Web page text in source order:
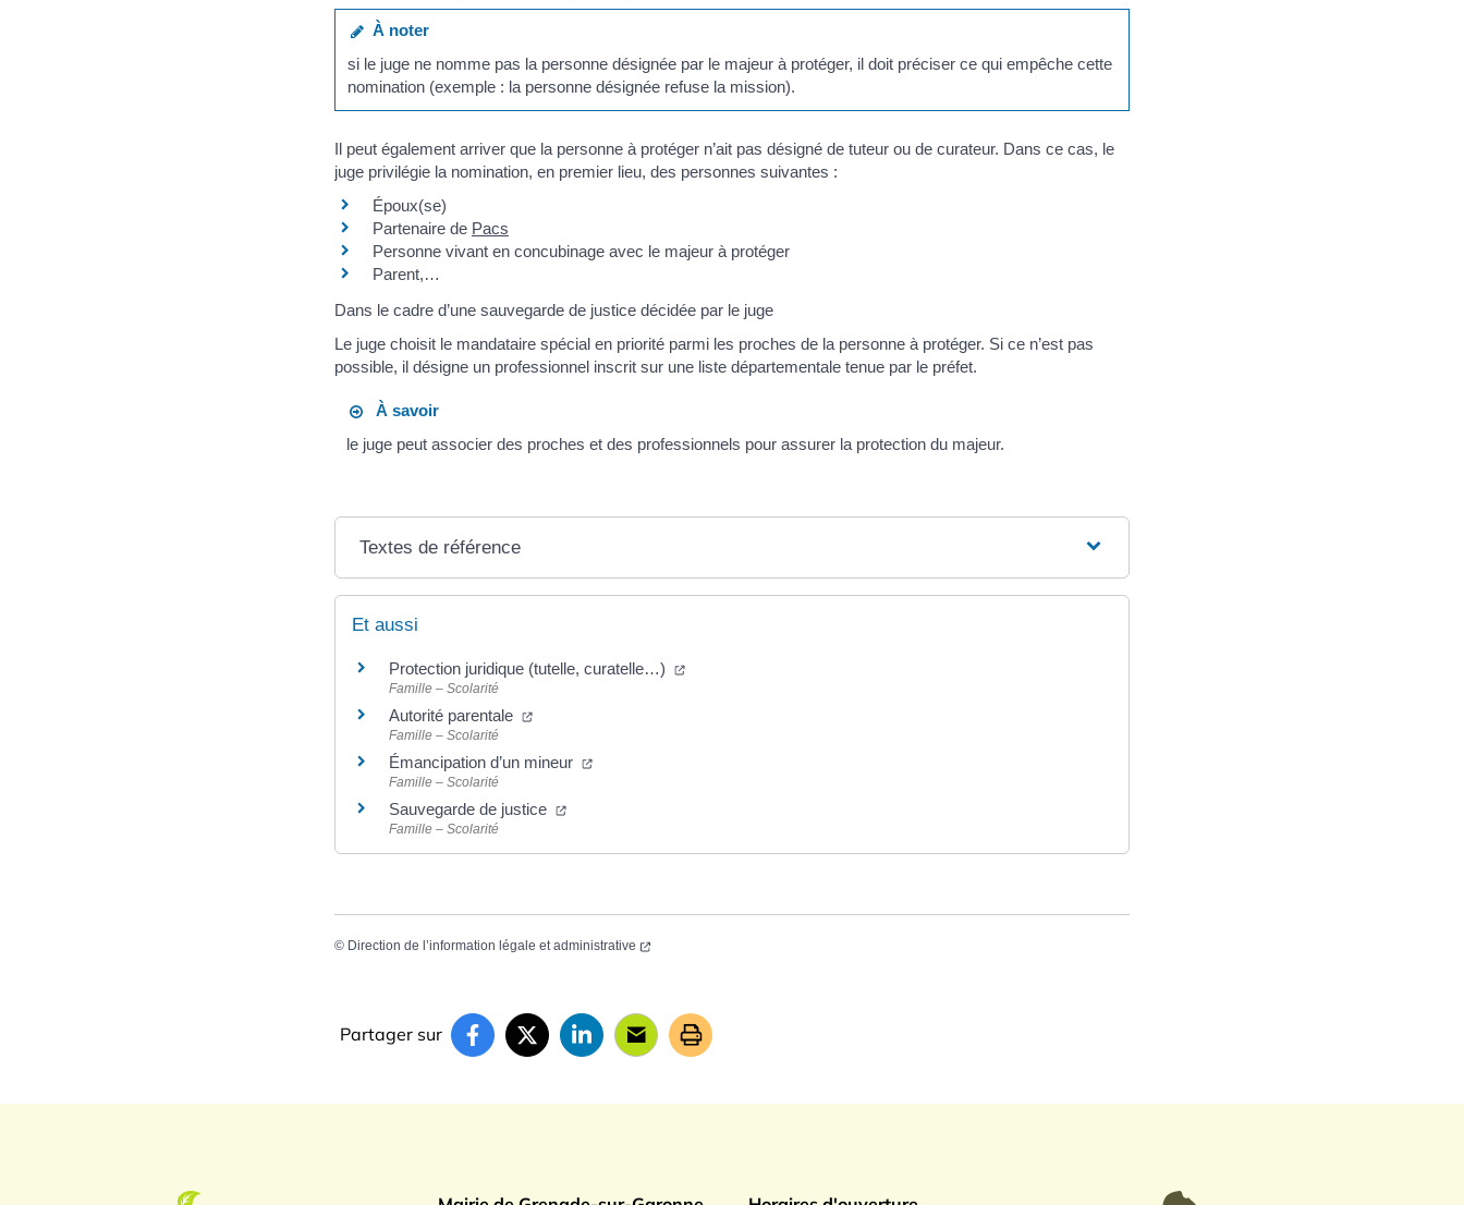
À noter
si le juge ne nomme pas la personne désignée par le majeur à protéger, il doit préciser ce qui empêche cette
nomination (exemple : la personne désignée refuse la mission).
Il peut également arriver que la personne à protéger n’ait pas désigné de tuteur ou de curateur. Dans ce cas, le
juge privilégie la nomination, en premier lieu, des personnes suivantes :
Époux(se)
Partenaire de Pacs
Personne vivant en concubinage avec le majeur à protéger
Parent,…
Dans le cadre d’une sauvegarde de justice décidée par le juge
Le juge choisit le mandataire spécial en priorité parmi les proches de la personne à protéger. Si ce n’est pas
possible, il désigne un professionnel inscrit sur une liste départementale tenue par le préfet.
À savoir
le juge peut associer des proches et des professionnels pour assurer la protection du majeur.
Textes de référence
Et aussi
Protection juridique (tutelle, curatelle…)
Famille – Scolarité
Autorité parentale
Famille – Scolarité
Émancipation d’un mineur
Famille – Scolarité
Sauvegarde de justice
Famille – Scolarité
© Direction de l’information légale et administrative
Partager sur